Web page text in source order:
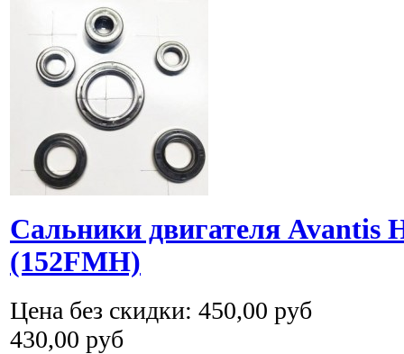
Cальники двигателя Avantis
(152FMH)
Цена без скидки: 450,00 руб
430,00 руб